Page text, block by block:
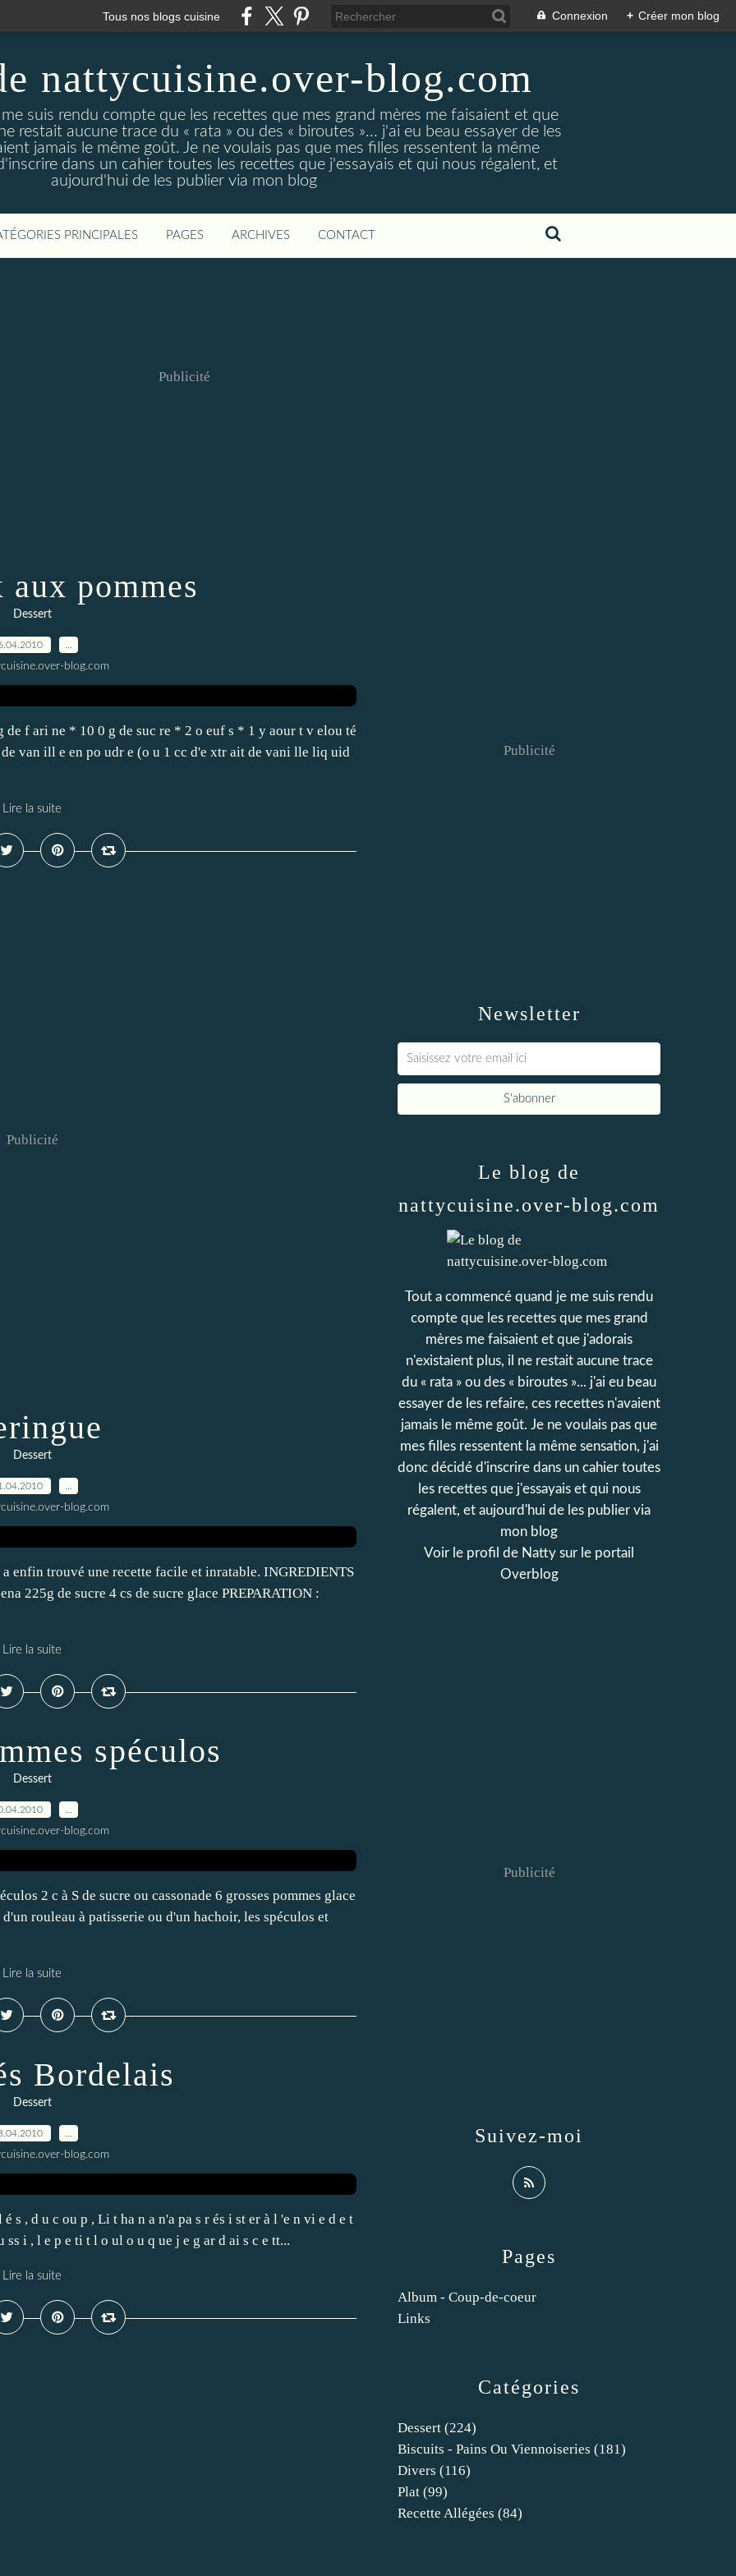
Tous nos blogs cuisine Connexion + Créer mon blog
nattycuisine.over-blog.com
suis rendu compte que les recettes que mes grand mères me faisaient et que
restait aucune trace du « rata » ou des « biroutes »... j'ai eu beau essayer de les
jamais le même goût. Je ne voulais pas que mes filles ressentent la même
dans un cahier toutes les recettes que j'essayais et qui nous régalent, et
aujourd'hui de les publier via mon blog
PRINCIPALES PAGES ARCHIVES CONTACT
Publicité
pommes
Dessert
blog.com
de f ari ne * 10 0 g de suc re * 2 o euf s * 1 y aour t v elou té
van ill e en po udr e (o u 1 cc d'e xtr ait de vani lle liq uid
Lire la suite
Publicité
Dessert
blog.com
enfin trouvé une recette facile et inratable. INGREDIENTS
225g de sucre 4 cs de sucre glace PREPARATION :
Lire la suite
spéculos
Dessert
blog.com
2 c à S de sucre ou cassonade 6 grosses pommes glace
rouleau à patisserie ou d'un hachoir, les spéculos et
Lire la suite
Bordelais
Dessert
blog.com
s , d u c ou p , Li t ha n a n'a pa s r és i st er à l 'e n vi e d e t
i , l e p e ti t l o ul o u q ue j e g ar d ai s c e tt...
Lire la suite
Newsletter
Publicité
Catégories
Dessert (224)
Biscuits - Pains Ou Viennoiseries (181)
Divers (116)
Plat (99)
Recette Allégées (84)
Pages
Album - Coup-de-coeur
Links
Le blog de
nattycuisine.over-blog.com
Tout a commencé quand je me suis rendu
compte que les recettes que mes grand
mères me faisaient et que j'adorais
n'existaient plus, il ne restait aucune trace
du « rata » ou des « biroutes »... j'ai eu beau
essayer de les refaire, ces recettes n'avaient
jamais le même goût. Je ne voulais pas que
mes filles ressentent la même sensation, j'ai
donc décidé d'inscrire dans un cahier toutes
les recettes que j'essayais et qui nous
régalent, et aujourd'hui de les publier via
mon blog
Voir le profil de Natty sur le portail
Overblog
Suivez-moi
Publicité